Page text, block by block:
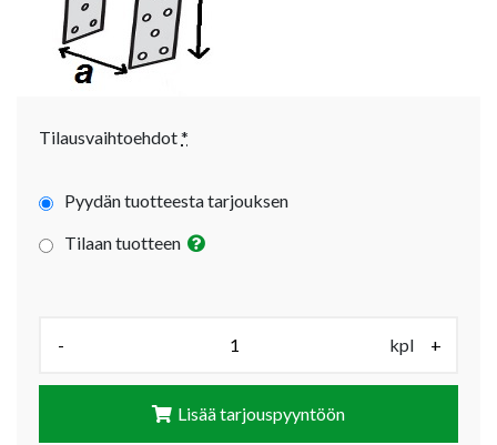
Tilausvaihtoehdot*
Pyydän tuotteesta tarjouksen
Tilaan tuotteen
- kpl +
Lisää tarjouspyyntöön